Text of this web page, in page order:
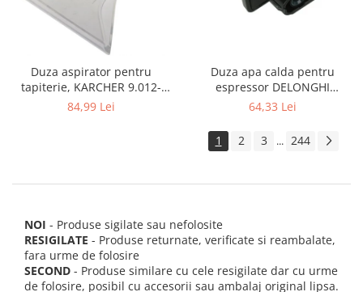
Duza aspirator pentru
tapiterie, KARCHER 9.012-
278.0, SE4001, SE4002, SE5100
84,99 Lei
Duza apa calda pentru
espressor DELONGHI
AS00006949, ECAM22 ECAM29
64,33 Lei
1 2 3 ... 244
NOI - Produse sigilate sau nefolosite
RESIGILATE - Produse returnate, verificate si reambalate,
fara urme de folosire
SECOND - Produse similare cu cele resigilate dar cu urme
de folosire, posibil cu accesorii sau ambalaj original lipsa.